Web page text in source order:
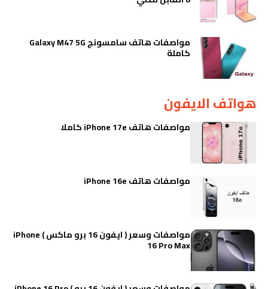
مواصفات هاتف سامسونج Galaxy M47 5G
كاملة
هواتف الايفون
مواصفات هاتف iPhone 17e كاملا
مواصفات هاتف iPhone 16e
مواصفات وسعر ( ايفون 16 برو ماكس ) iPhone
16 Pro Max